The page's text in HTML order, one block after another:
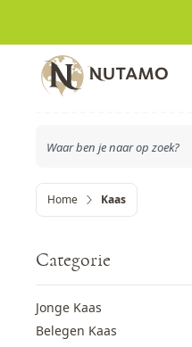
Ga naar de inhoud
Home Kaas
Categorie
Jonge Kaas
Belegen Kaas